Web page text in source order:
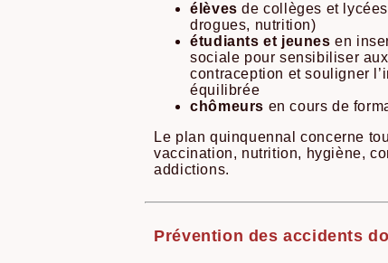
élèvesde collèges et
drogues, nutrition)
étudiants et jeunes en
sociale pour sensibiliser
contraception et souligner
équilibrée
chômeurs en cours de
Le plan quinquennal concerne
vaccination, nutrition, hygiène,
addictions.
Prévention des accidents